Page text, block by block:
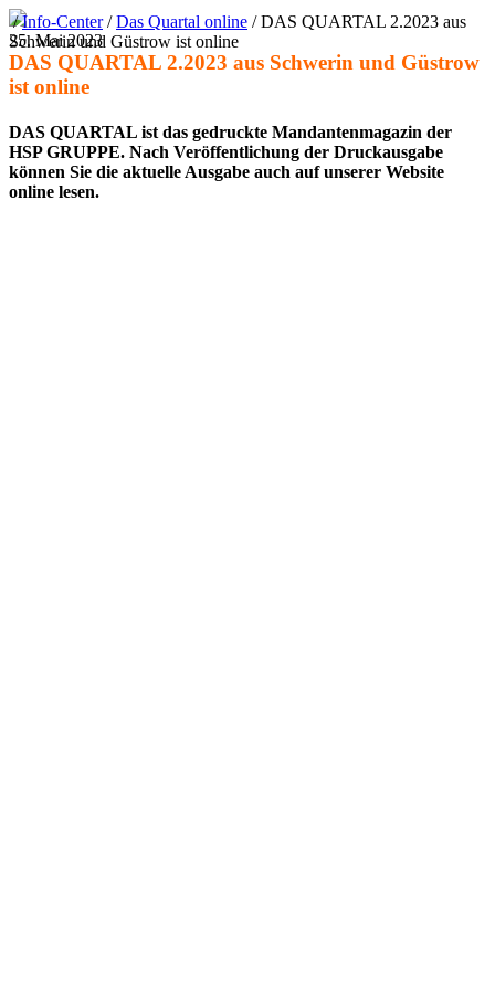
/Info-Center/Das Quartal online /DAS QUARTAL 2.2023 aus
Schwerin und Güstrow ist online
25. Mai 2023
DAS QUARTAL 2.2023 aus Schwerin und Güstrow
ist online
DAS QUARTAL ist das gedruckte Mandan­ten­ma­gazin der
HSP GRUPPE. Nach Veröf­fent­li­chung der Druck­aus­gabe
können Sie die aktu­elle Ausgabe auch auf unserer Website
online lesen.